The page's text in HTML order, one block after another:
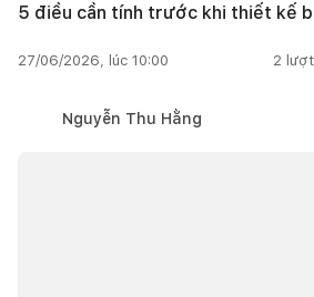
5 điều cần tính trước khi thiết kế
27/06/2026, lúc 10:00 2
Nguyễn Thu Hằng